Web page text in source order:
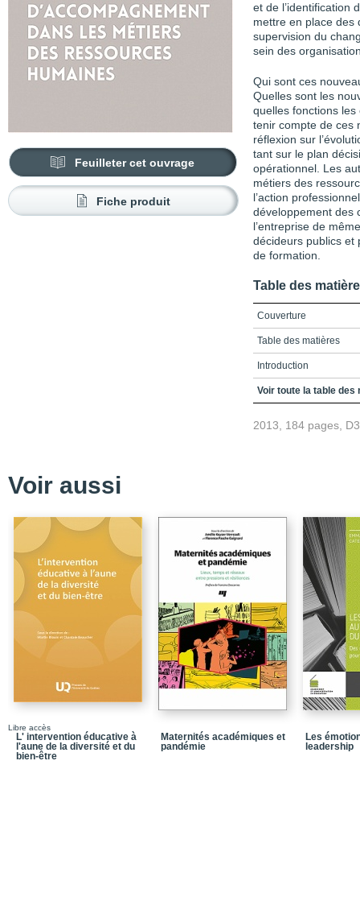
Feuilleter cet ouvrage
Fiche produit
et de l’identification
mettre en place des
supervision du
sein des
Qui sont ces
Quelles sont les
quelles fonctions
tenir compte de ces
réflexion sur
tant sur le plan
opérationnel. Les
métiers des
l’action
développement des
l’entreprise de
décideurs publics et
de formation.
Table des
Couverture
Table des matières
Introduction
Bibliographie
praticiens
Partie II - La
compétences
Chapitre 3 - La
modèles nationaux et
Partie III - Le rôle des
enjeux et défis
Chapitre 4 - Le soutien
de l’École nationale
Partie IV - Des métiers
Chapitre 5 - Le
professionnelle à
Chapitre 6 - Regards
en alphabétisation au
Voir toute la table des
2013, 184 pages,
Voir aussi
Libre accès
L' intervention éducative à
l'aune de la diversité et du
bien-être
Maternités académiques et
pandémie
Les
leadership